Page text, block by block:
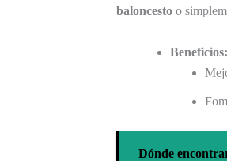
baloncesto o
Beneficios:
Dónde